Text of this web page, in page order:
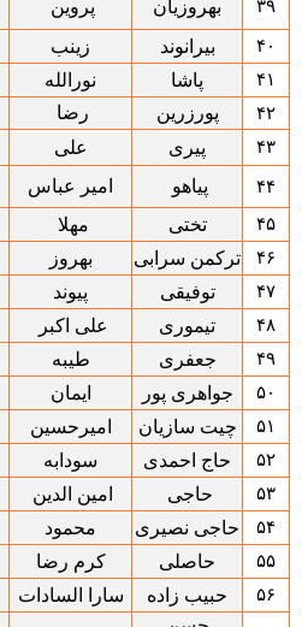
۳۹ بهروزیان پروین
۴۰ بیرانوند زینب
۴۱ پاشا نورالله
۴۲ پورزرین رضا
۴۳ پیری علی
۴۴ پیاهو امیر عباس
۴۵ تختی مهلا
۴۶ ترکمن سرابی بهروز
۴۷ توفیقی پیوند
۴۸ تیموری علی اکبر
۴۹ جعفری طیبه
۵۰ جواهری پور ایمان
۵۱ چیت سازیان امیرحسین
۵۲ حاج احمدی سودابه
۵۳ حاجی امین الدین
۵۴ حاجی نصیری محمود
۵۵ حاصلی کرم رضا
۵۶ حبیب زاده سارا السادات